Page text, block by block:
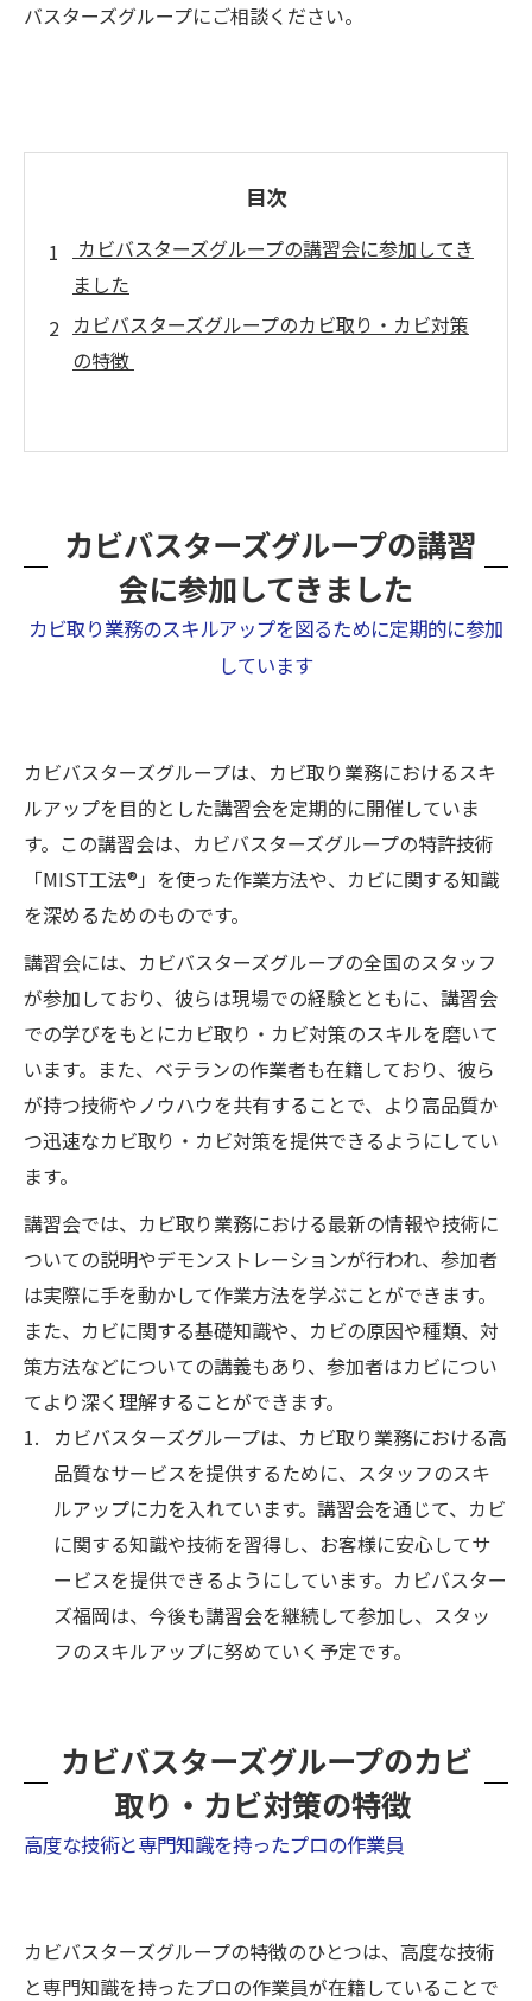
バスターズグループにご相談ください。
目次
カビバスターズグループの講習会に参加してき
ました
カビバスターズグループのカビ取り・カビ対策
の特徴
カビバスターズグループの講習
会に参加してきました
カビ取り業務のスキルアップを図るために定期的に参加
しています
カビバスターズグループは、カビ取り業務におけるスキ
ルアップを目的とした講習会を定期的に開催していま
す。この講習会は、カビバスターズグループの特許技術
「MIST工法®」を使った作業方法や、カビに関する知識
を深めるためのものです。
講習会には、カビバスターズグループの全国のスタッフ
が参加しており、彼らは現場での経験とともに、講習会
での学びをもとにカビ取り・カビ対策のスキルを磨いて
います。また、ベテランの作業者も在籍しており、彼ら
が持つ技術やノウハウを共有することで、より高品質か
つ迅速なカビ取り・カビ対策を提供できるようにしてい
ます。
講習会では、カビ取り業務における最新の情報や技術に
ついての説明やデモンストレーションが行われ、参加者
は実際に手を動かして作業方法を学ぶことができます。
また、カビに関する基礎知識や、カビの原因や種類、対
策方法などについての講義もあり、参加者はカビについ
てより深く理解することができます。
カビバスターズグループは、カビ取り業務における高
品質なサービスを提供するために、スタッフのスキ
ルアップに力を入れています。講習会を通じて、カビ
に関する知識や技術を習得し、お客様に安心してサ
ービスを提供できるようにしています。カビバスター
ズ福岡は、今後も講習会を継続して参加し、スタッ
フのスキルアップに努めていく予定です。
カビバスターズグループのカビ
取り・カビ対策の特徴
高度な技術と専門知識を持ったプロの作業員
カビバスターズグループの特徴のひとつは、高度な技術
と専門知識を持ったプロの作業員が在籍していることで